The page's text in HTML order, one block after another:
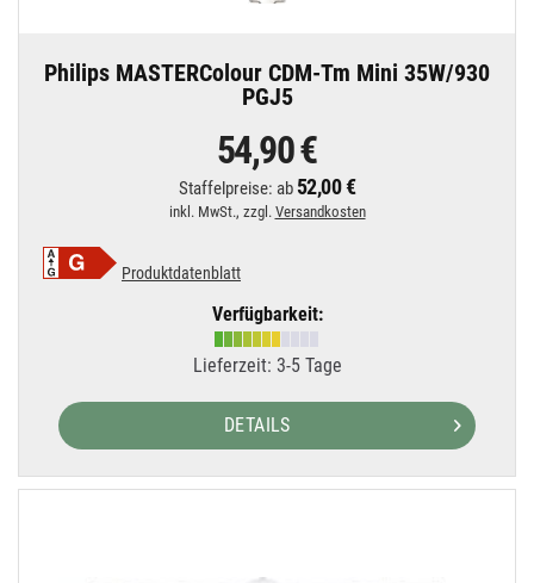
Philips MASTERColour CDM-Tm Mini 35W/930
PGJ5
54,90 €
Staffelpreise: ab 52,00 €
inkl. MwSt., zzgl. Versandkosten
Produktdatenblatt
Verfügbarkeit:
Lieferzeit: 3-5 Tage
DETAILS